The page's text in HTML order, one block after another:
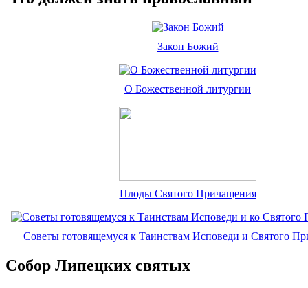
Закон Божий
О Божественной литургии
Плоды Святого Причащения
Советы готовящемуся к Таинствам Исповеди и Святого
Собор Липецких святых